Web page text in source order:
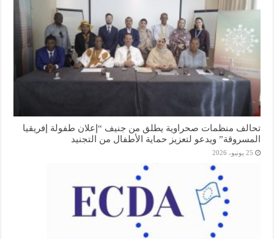
تحالف منظمات صحراوية يطلق من جنيف “إعلان طفولة إفريقيا
المسروقة” ويدعو لتعزيز حماية الأطفال من التجنيد
25 يونيو، 2026